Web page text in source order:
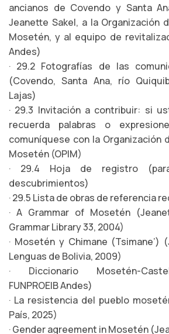
ancianos de Covendo y Santa
Jeanette Sakel, a la Organización
Mosetén, y al equipo de
Andes)
· 29.2 Fotografías de las
(Covendo, Santa Ana, río
Lajas)
· 29.3 Invitación a contribuir: si
recuerda palabras o
comuníquese con la Organización
Mosetén (OPIM)
· 29.4 Hoja de registro
descubrimientos)
· 29.5 Lista de obras de referencia
· A Grammar of Mosetén
Grammar Library 33, 2004)
· Mosetén y Chimane (Tsimane’)
Lenguas de Bolivia, 2009)
· Diccionario Mosetén-
FUNPROEIB Andes)
· La resistencia del pueblo
País, 2025)
· Gender agreement in Mosetén